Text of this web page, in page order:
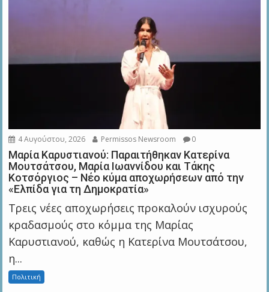
4 Αυγούστου, 2026 Permissos Newsroom 0
Μαρία Καρυστιανού: Παραιτήθηκαν Κατερίνα
Μουτσάτσου, Μαρία Ιωαννίδου και Τάκης
Κοτσόργιος – Νέο κύμα αποχωρήσεων από την
«Ελπίδα για τη Δημοκρατία»
Τρεις νέες αποχωρήσεις προκαλούν ισχυρούς
κραδασμούς στο κόμμα της Μαρίας
Καρυστιανού, καθώς η Κατερίνα Μουτσάτσου,
η...
Πολιτική